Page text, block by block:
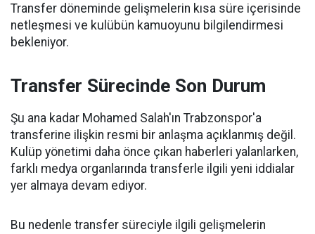
Transfer döneminde gelişmelerin kısa süre içerisinde
netleşmesi ve kulübün kamuoyunu bilgilendirmesi
bekleniyor.
Transfer Sürecinde Son Durum
Şu ana kadar Mohamed Salah'ın Trabzonspor'a
transferine ilişkin resmi bir anlaşma açıklanmış değil.
Kulüp yönetimi daha önce çıkan haberleri yalanlarken,
farklı medya organlarında transferle ilgili yeni iddialar
yer almaya devam ediyor.
Bu nedenle transfer süreciyle ilgili gelişmelerin